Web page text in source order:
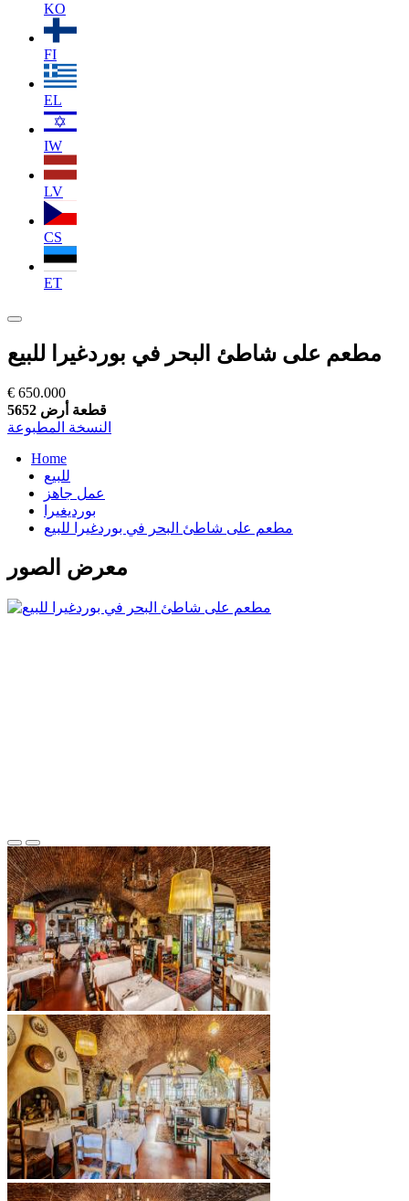
KO
FI
EL
IW
LV
CS
ET
مطعم على شاطئ البحر في بوردغيرا للبيع
€ 650.000
قطعة أرض 5652
النسخة المطبوعة
Home
للبيع
عمل جاهز
بورديغيرا
مطعم على شاطئ البحر في بوردغيرا للبيع
معرض الصور